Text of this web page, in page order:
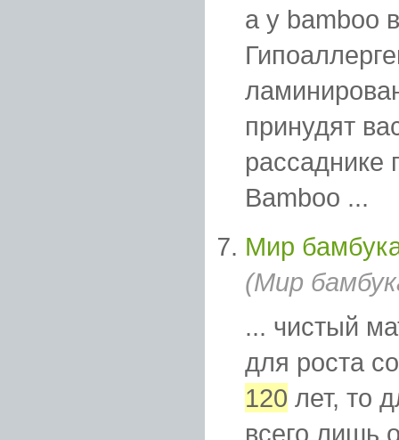
а у bamboo
принудят
Bamboo ...
Мир
(Мир
... чистый
для роста
120 лет, то
всего лишь